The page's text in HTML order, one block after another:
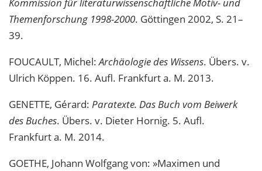
Kommission für literaturwissenschaftliche Motiv- und
Themenforschung 1998-2000. Göttingen 2002, S. 21–
39.
FOUCAULT, Michel:Archäologie des Wissens. Übers. v.
Ulrich Köppen. 16. Aufl. Frankfurt a. M. 2013.
GENETTE, Gérard: Paratexte. Das Buch vom Beiwerk
des Buches. Übers. v. Dieter Hornig. 5. Aufl.
Frankfurt a. M. 2014.
GOETHE, Johann Wolfgang von: »Maximen und